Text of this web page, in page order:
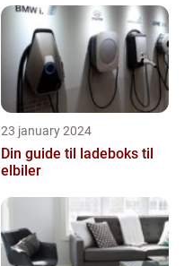
23 january 2024
Din guide til ladeboks til
elbiler